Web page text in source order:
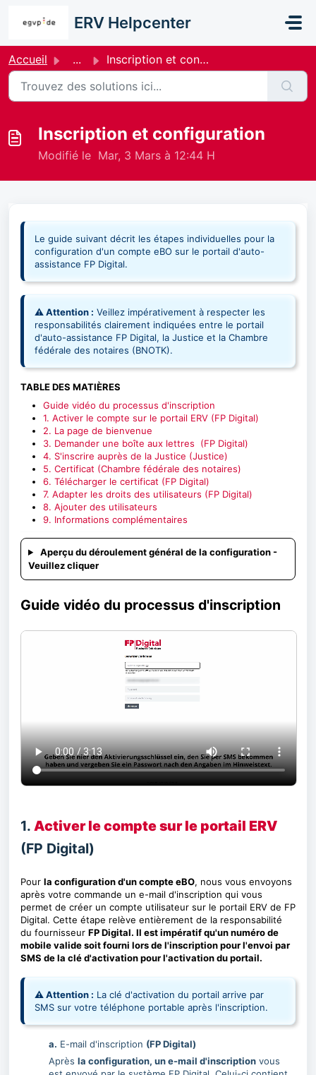
ERV Helpcenter
Accueil ... Inscription et configuration
Inscription et configuration
Modifié le Mar, 3 Mars à 12:44 H
Le guide suivant décrit les étapes individuelles pour la
configuration d'un compte eBO sur le portail d'auto-
assistance FP Digital.
⚠ Attention : Veillez impérativement à respecter les
responsabilités clairement indiquées entre le portail
d'auto-assistance FP Digital, la Justice et la Chambre
fédérale des notaires (BNOTK).
TABLE DES MATIÈRES
Guide vidéo du processus d'inscription
1. Activer le compte sur le portail ERV (FP Digital)
2. La page de bienvenue
3. Demander une boîte aux lettres (FP Digital)
4. S'inscrire auprès de la Justice (Justice)
5. Certificat (Chambre fédérale des notaires)
6. Télécharger le certificat (FP Digital)
7. Adapter les droits des utilisateurs (FP Digital)
8. Ajouter des utilisateurs
9. Informations complémentaires
Aperçu du déroulement général de la configuration -
Veuillez cliquer
Guide vidéo du processus d'inscription
1. Activer le compte sur le portail ERV
(FP Digital)
Pour la configuration d'un compte eBO, nous vous envoyons
après votre commande un e-mail d'inscription qui vous
permet de créer un compte utilisateur sur le portail ERV de FP
Digital. Cette étape relève entièrement de la responsabilité
du fournisseur FP Digital. Il est impératif qu'un numéro de
mobile valide soit fourni lors de l'inscription pour l'envoi par
SMS de la clé d'activation pour l'activation du portail.
⚠ Attention : La clé d'activation du portail arrive par
SMS sur votre téléphone portable après l'inscription.
a. E-mail d'inscription (FP Digital)
Après la configuration, un e-mail d'inscription vous